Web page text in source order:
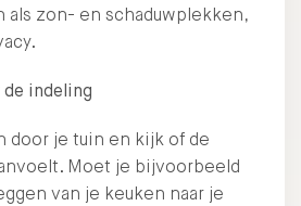
als zon- en schaduwplekken,
indeling
door je tuin en kijk of de
Moet je bijvoorbeeld
van je keuken naar je